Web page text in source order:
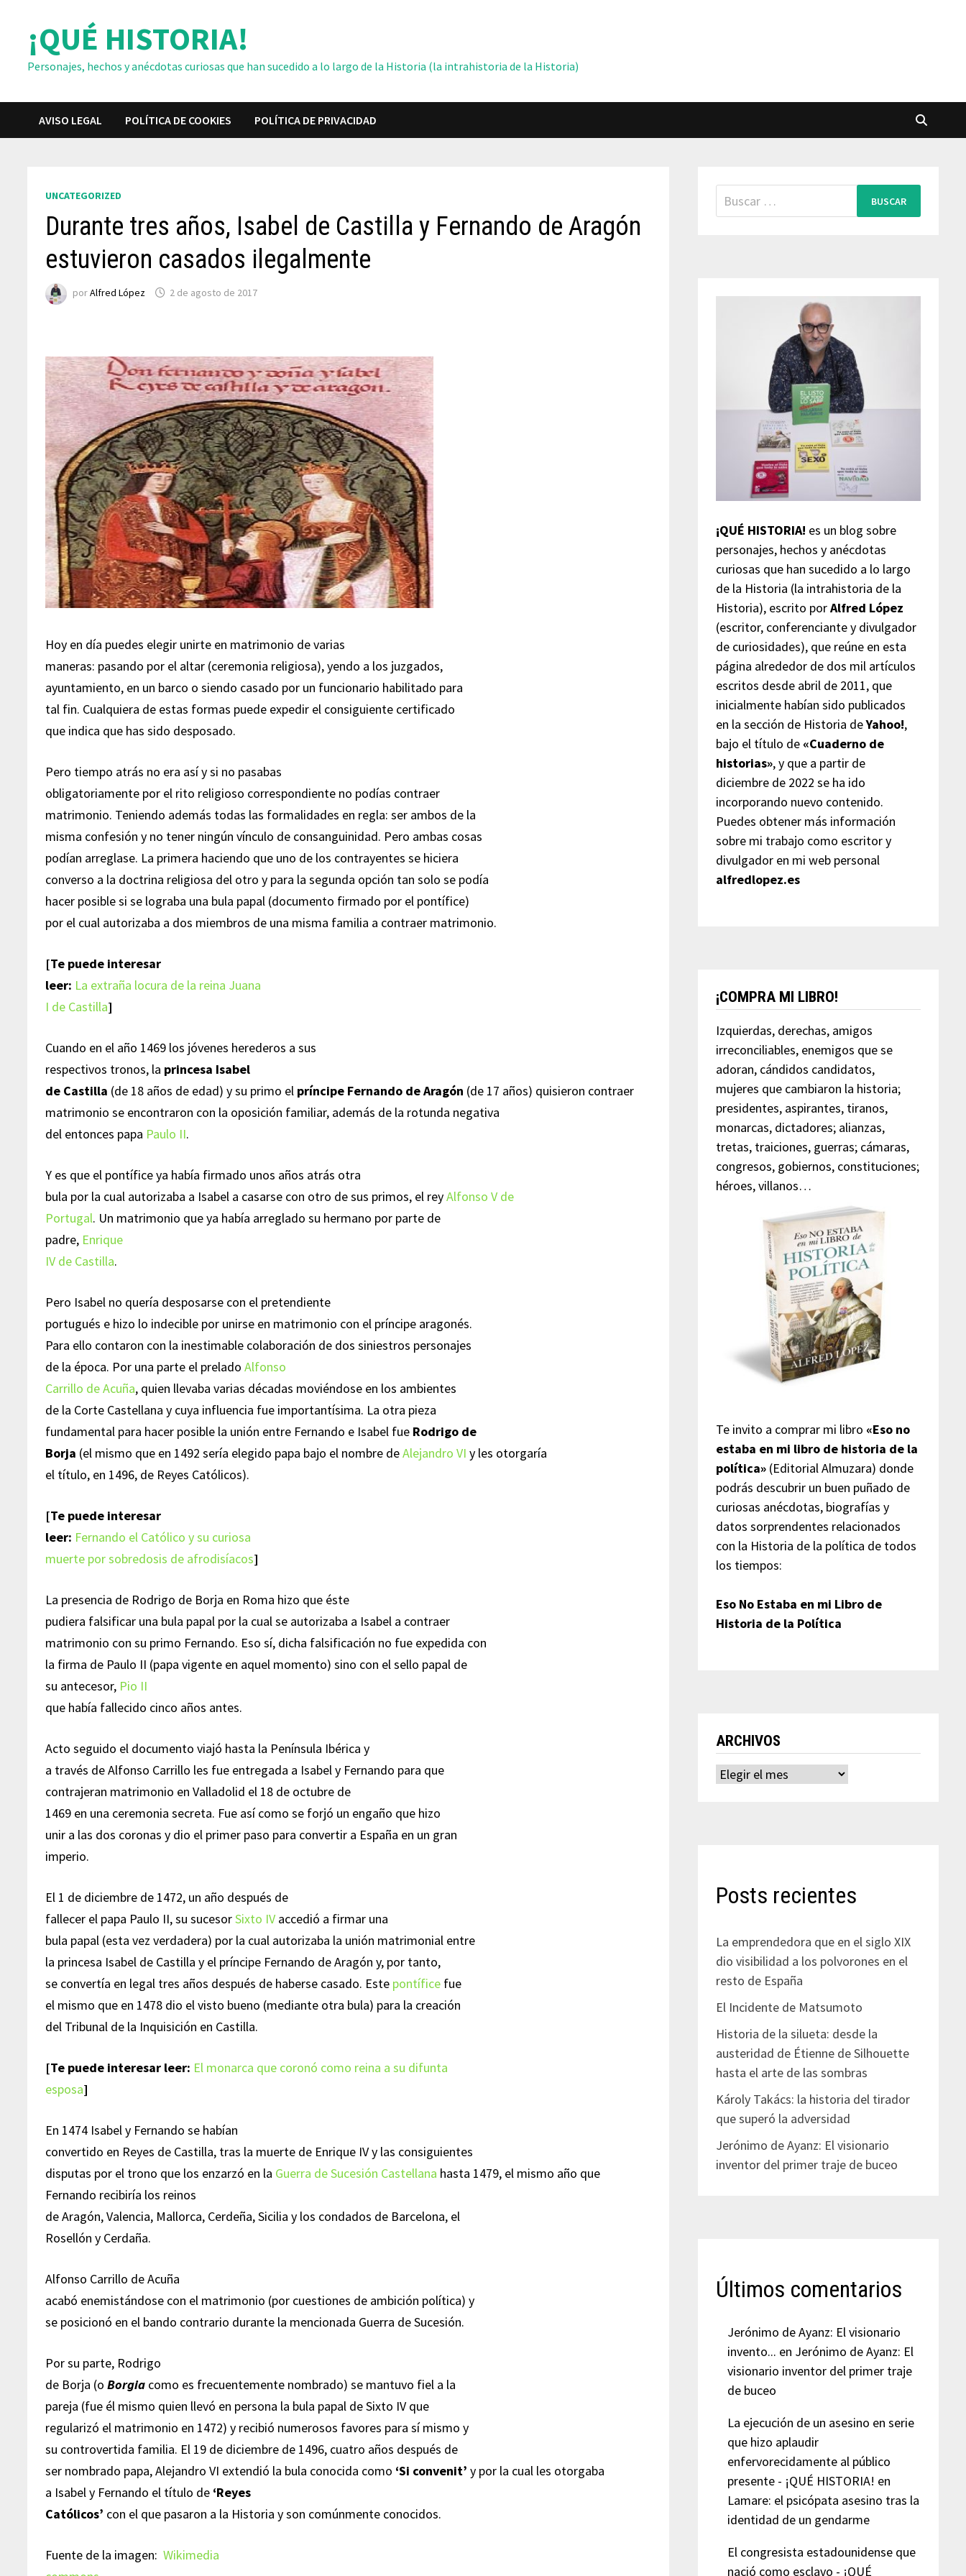
contenido¡QUÉ HISTORIA!
Personajes, hechos y anécdotas curiosas que han sucedido a lo largo de la Historia (la intrahistoria de la Historia)
AVISO LEGAL POLÍTICA DE COOKIES POLÍTICA DE PRIVACIDAD
UNCATEGORIZED
Durante tres años, Isabel de Castilla y Fernando de Aragón
estuvieron casados ilegalmente
porAlfred López 2 de agosto de 2017
Hoy en día puedes elegir unirte en matrimonio de varias
maneras: pasando por el altar (ceremonia religiosa), yendo a los juzgados,
ayuntamiento, en un barco o siendo casado por un funcionario habilitado para
tal fin. Cualquiera de estas formas puede expedir el consiguiente certificado
que indica que has sido desposado.
Pero tiempo atrás no era así y si no pasabas
obligatoriamente por el rito religioso correspondiente no podías contraer
matrimonio. Teniendo además todas las formalidades en regla: ser ambos de la
misma confesión y no tener ningún vínculo de consanguinidad. Pero ambas cosas
podían arreglase. La primera haciendo que uno de los contrayentes se hiciera
converso a la doctrina religiosa del otro y para la segunda opción tan solo se podía
hacer posible si se lograba una bula papal (documento firmado por el pontífice)
por el cual autorizaba a dos miembros de una misma familia a contraer matrimonio.
[Te puede interesar
leer: La extraña locura de la reina Juana
I de Castilla]
Cuando en el año 1469 los jóvenes herederos a sus
respectivos tronos, la princesa Isabel
de Castilla (de 18 años de edad) y su primo el príncipe Fernando de Aragón (de 17 años) quisieron contraer
matrimonio se encontraron con la oposición familiar, además de la rotunda negativa
del entonces papa Paulo II.
Y es que el pontífice ya había firmado unos años atrás otra
bula por la cual autorizaba a Isabel a casarse con otro de sus primos, el reyAlfonso V de
Portugal. Un matrimonio que ya había arreglado su hermano por parte de
padre, Enrique
IV de Castilla.
Pero Isabel no quería desposarse con el pretendiente
portugués e hizo lo indecible por unirse en matrimonio con el príncipe aragonés.
Para ello contaron con la inestimable colaboración de dos siniestros personajes
de la época. Por una parte el preladoAlfonso
Carrillo de Acuña, quien llevaba varias décadas moviéndose en los ambientes
de la Corte Castellana y cuya influencia fue importantísima. La otra pieza
fundamental para hacer posible la unión entre Fernando e Isabel fue Rodrigo de
Borja (el mismo que en 1492 sería elegido papa bajo el nombre deAlejandro VI y les otorgaría
el título, en 1496, de Reyes Católicos).
[Te puede interesar
leer: Fernando el Católico y su curiosa
muerte por sobredosis de afrodisíacos]
La presencia de Rodrigo de Borja en Roma hizo que éste
pudiera falsificar una bula papal por la cual se autorizaba a Isabel a contraer
matrimonio con su primo Fernando. Eso sí, dicha falsificación no fue expedida con
la firma de Paulo II (papa vigente en aquel momento) sino con el sello papal de
su antecesor, Pio II
que había fallecido cinco años antes.
Acto seguido el documento viajó hasta la Península Ibérica y
a través de Alfonso Carrillo les fue entregada a Isabel y Fernando para que
contrajeran matrimonio en Valladolid el 18 de octubre de
1469 en una ceremonia secreta. Fue así como se forjó un engaño que hizo
unir a las dos coronas y dio el primer paso para convertir a España en un gran
imperio.
El 1 de diciembre de 1472, un año después de
fallecer el papa Paulo II, su sucesorSixto IV accedió a firmar una
bula papal (esta vez verdadera) por la cual autorizaba la unión matrimonial entre
la princesa Isabel de Castilla y el príncipe Fernando de Aragón y, por tanto,
se convertía en legal tres años después de haberse casado. Este pontífice fue
el mismo que en 1478 dio el visto bueno (mediante otra bula) para la creación
del Tribunal de la Inquisición en Castilla.
[Te puede interesar leer: El monarca que coronó como reina a su difunta
esposa]
En 1474 Isabel y Fernando se habían
convertido en Reyes de Castilla, tras la muerte de Enrique IV y las consiguientes
disputas por el trono que los enzarzó en la Guerra de Sucesión Castellana hasta 1479, el mismo año que
Fernando recibiría los reinos
de Aragón, Valencia, Mallorca, Cerdeña, Sicilia y los condados de Barcelona, el
Rosellón y Cerdaña.
Alfonso Carrillo de Acuña
acabó enemistándose con el matrimonio (por cuestiones de ambición política) y
se posicionó en el bando contrario durante la mencionada Guerra de Sucesión.
Por su parte, Rodrigo
de Borja (oBorgia como es frecuentemente nombrado) se mantuvo fiel a la
pareja (fue él mismo quien llevó en persona la bula papal de Sixto IV que
regularizó el matrimonio en 1472) y recibió numerosos favores para sí mismo y
su controvertida familia. El 19 de diciembre de 1496, cuatro años después de
ser nombrado papa, Alejandro VI extendió la bula conocida como ‘Si convenit’ y por la cual les otorgaba
a Isabel y Fernando el título de ‘Reyes
Católicos’ con el que pasaron a la Historia y son comúnmente conocidos.
Fuente de la imagen:Wikimedia
Buscar:
¡QUÉ HISTORIA! es un blog sobre
personajes, hechos y anécdotas
curiosas que han sucedido a lo largo
de la Historia (la intrahistoria de la
Historia), escrito porAlfred López
(escritor, conferenciante y divulgador
de curiosidades), que reúne en esta
página alrededor de dos mil artículos
escritos desde abril de 2011, que
inicialmente habían sido publicados
en la sección de Historia deYahoo!,
bajo el título de «Cuaderno de
historias», y que a partir de
diciembre de 2022 se ha ido
incorporando nuevo contenido.
Puedes obtener más información
sobre mi trabajo como escritor y
divulgador en mi web personal
alfredlopez.es
¡COMPRA MI LIBRO!
Izquierdas, derechas, amigos
irreconciliables, enemigos que se
adoran, cándidos candidatos,
mujeres que cambiaron la historia;
presidentes, aspirantes, tiranos,
monarcas, dictadores; alianzas,
tretas, traiciones, guerras; cámaras,
congresos, gobiernos, constituciones;
héroes, villanos…
Te invito a comprar mi libro «Eso no
estaba en mi libro de historia de la
política»(Editorial Almuzara) donde
podrás descubrir un buen puñado de
curiosas anécdotas, biografías y
datos sorprendentes relacionados
con la Historia de la política de todos
los tiempos:
Eso No Estaba en mi Libro de
Historia de la Política
ARCHIVOS
Archivos
Posts recientes
La emprendedora que en el siglo XIX
dio visibilidad a los polvorones en el
resto de España
El Incidente de Matsumoto
Historia de la silueta: desde la
austeridad de Étienne de Silhouette
hasta el arte de las sombras
Károly Takács: la historia del tirador
que superó la adversidad
Jerónimo de Ayanz: El visionario
inventor del primer traje de buceo
Últimos comentarios
Jerónimo de Ayanz: El visionario
invento... en Jerónimo de Ayanz: El
visionario inventor del primer traje
de buceo
La ejecución de un asesino en serie
que hizo aplaudir
enfervorecidamente al público
presente - ¡QUÉ HISTORIA! en
Lamare: el psicópata asesino tras la
identidad de un gendarme
El congresista estadounidense que
nació como esclavo - ¡QUÉ